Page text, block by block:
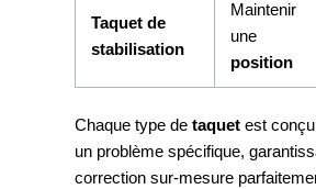
Taquet de
stabilisation
Maintenir
une
position
Chaque type de taquetest conçu
un problème spécifique,
correction sur-mesure